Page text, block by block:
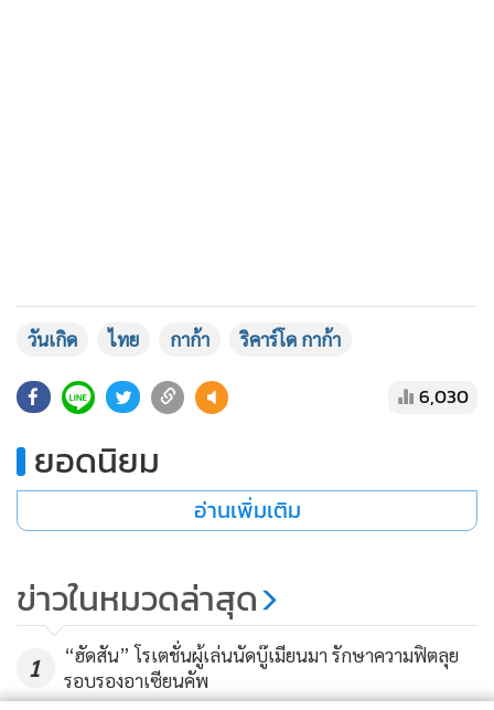
วันเกิด ไทย กาก้า ริคาร์โด กาก้า
6,030
ยอดนิยม
อ่านเพิ่มเติม
ข่าวในหมวดล่าสุด
1
“ฮัดสัน”​ โรเตชั่นผู้เล่นนัดบู๊เมียนมา รักษาความฟิตลุย
รอบรองอาเซียนคัพ